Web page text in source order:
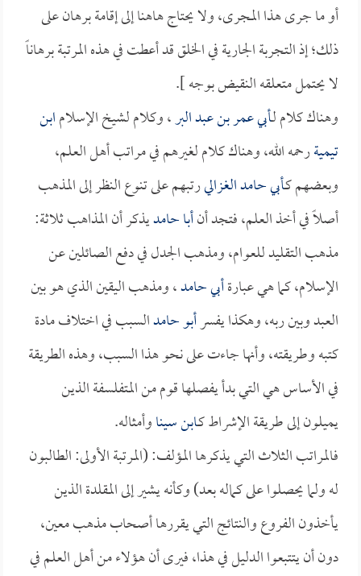
أو ما جرى هذا المجرى، ولا يحتاج هاهنا إلى إقامة برهان على
ذلك؛ إذ التجربة الجارية في الخلق قد أعطت في هذه المرتبة برهاناً
لا يحتمل متعلقه النقيض بوجه ].
وهناك كلام لـأبي عمر بن عبد البر، وكلام لشيخ الإسلامابن
تيميةرحمه الله، وهناك كلام لغيرهم في مراتب أهل العلم،
وبعضهم كـأبي حامد الغزاليرتبهم على تنوع النظر إلى المذهب
أصلاً في أخذ العلم، فتجد أنأبا حامديذكر أن المذاهب ثلاثة:
مذهب التقليد للعوام، ومذهب الجدل في دفع الصائلين عن
الإسلام، كما هي عبارةأبي حامد، ومذهب اليقين الذي هو بين
العبد وبين ربه، وهكذا يفسرأبو حامدالسبب في اختلاف مادة
كتبه وطريقته، وأنها جاءت على نحو هذا السبب، وهذه الطريقة
في الأساس هي التي بدأ يفصلها قوم من المتفلسفة الذين
يميلون إلى طريقة الإشراط كـابن سيناوأمثاله.
فالمراتب الثلاث التي يذكرها المؤلف: (المرتبة الأولى: الطالبون
له ولما يحصلوا على كماله بعد) وكأنه يشير إلى المقلدة الذين
يأخذون الفروع والنتائج التي يقررها أصحاب مذهب معين،
دون أن يتتبعوا الدليل في هذا، فيرى أن هؤلاء من أهل العلم في